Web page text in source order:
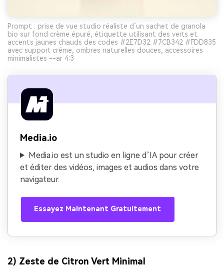
Prompt : prise de vue studio réaliste d’un sachet de granola
bio sur fond crème épuré, étiquette utilisant des verts et
accents jaunes chauds des codes #2E7D32 #7CB342 #FDD835
avec support crème, ombres naturelles douces, accessoires
minimalistes --ar 4:3
Media.io
Media.io est un studio en ligne d’IA pour créer
et éditer des vidéos, images et audios dans votre
navigateur.
Essayez Maintenant Gratuitement
2) Zeste de Citron Vert Minimal